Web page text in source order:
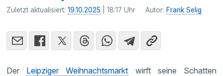
Zuletzt aktualisiert:19.10.2025 | 18:17 Uhr Autor: Frank Selig
Der Leipziger Weihnachtsmarkt wirft seine Schatten